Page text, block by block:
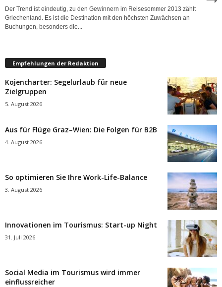
Der Trend ist eindeutig, zu den Gewinnern im Reisesommer 2013 zählt
Griechenland. Es ist die Destination mit den höchsten Zuwächsen an
Buchungen, besonders die...
Empfehlungen der Redaktion
Kojencharter: Segelurlaub für neue
Zielgruppen
5. August 2026
Aus für Flüge Graz–Wien: Die Folgen für B2B
4. August 2026
So optimieren Sie Ihre Work-Life-Balance
3. August 2026
Innovationen im Tourismus: Start-up Night
31. Juli 2026
Social Media im Tourismus wird immer
einflussreicher